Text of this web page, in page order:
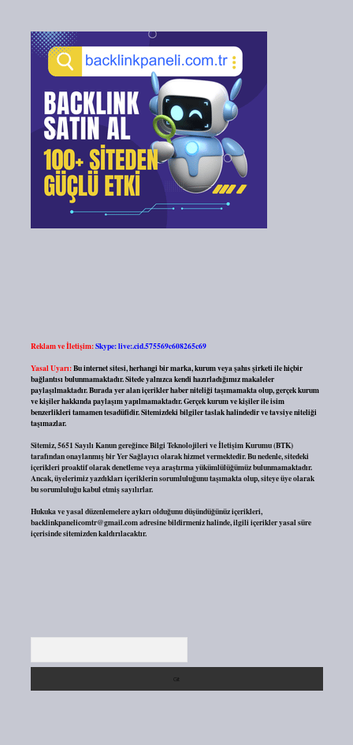
Reklam ve İletişim:Skype: live:.cid.575569c608265c69
Yasal Uyarı:Bu internet sitesi, herhangi bir marka, kurum veya şahıs şirketi ile hiçbir
bağlantısı bulunmamaktadır. Sitede yalnızca kendi hazırladığımız makaleler
paylaşılmaktadır. Burada yer alan içerikler haber niteliği taşımamakta olup, gerçek kurum
ve kişiler hakkında paylaşım yapılmamaktadır. Gerçek kurum ve kişiler ile isim
benzerlikleri tamamen tesadüfidir. Sitemizdeki bilgiler taslak halindedir ve tavsiye niteliği
taşımazlar.
Sitemiz, 5651 Sayılı Kanun gereğince Bilgi Teknolojileri ve İletişim Kurumu (BTK)
tarafından onaylanmış bir Yer Sağlayıcı olarak hizmet vermektedir. Bu nedenle, sitedeki
içerikleri proaktif olarak denetleme veya araştırma yükümlülüğümüz bulunmamaktadır.
Ancak, üyelerimiz yazdıkları içeriklerin sorumluluğunu taşımakta olup, siteye üye olarak
bu sorumluluğu kabul etmiş sayılırlar.
Hukuka ve yasal düzenlemelere aykırı olduğunu düşündüğünüz içerikleri,
backlinkpanelicomtr@gmail.comadresine bildirmeniz halinde, ilgili içerikler yasal süre
içerisinde sitemizden kaldırılacaktır.